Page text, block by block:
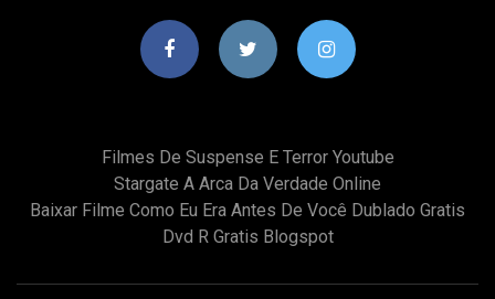
Filmes De Suspense E Terror Youtube
Stargate A Arca Da Verdade Online
Baixar Filme Como Eu Era Antes De Você Dublado Gratis
Dvd R Gratis Blogspot